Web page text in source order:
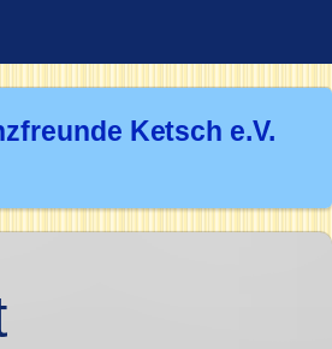
Ketsch e.V.